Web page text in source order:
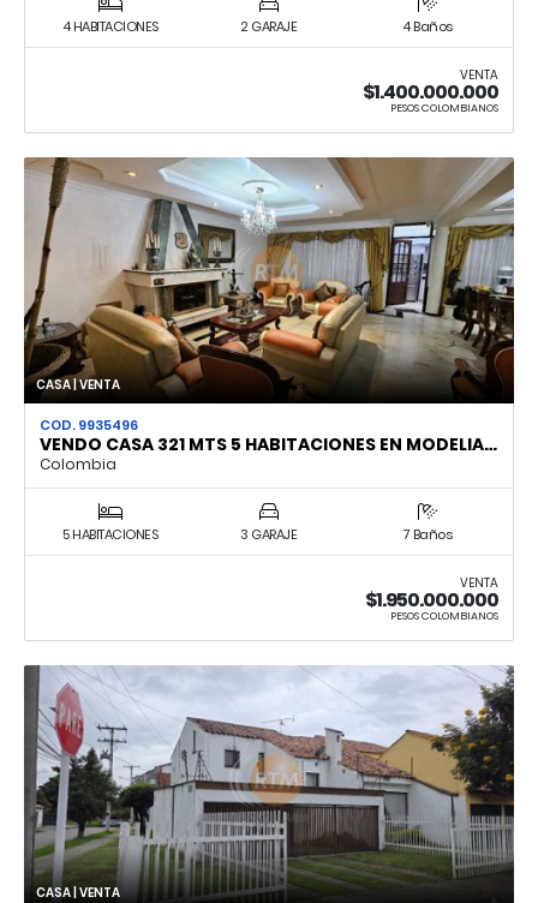
4 HABITACIONES 2 GARAJE 4 Baños
VENTA
$1.400.000.000
PESOS COLOMBIANOS
CASA | VENTA
COD. 9935496
VENDO CASA 321 MTS 5 HABITACIONES EN MODELIA…
Colombia
5 HABITACIONES 3 GARAJE 7 Baños
VENTA
$1.950.000.000
PESOS COLOMBIANOS
CASA | VENTA